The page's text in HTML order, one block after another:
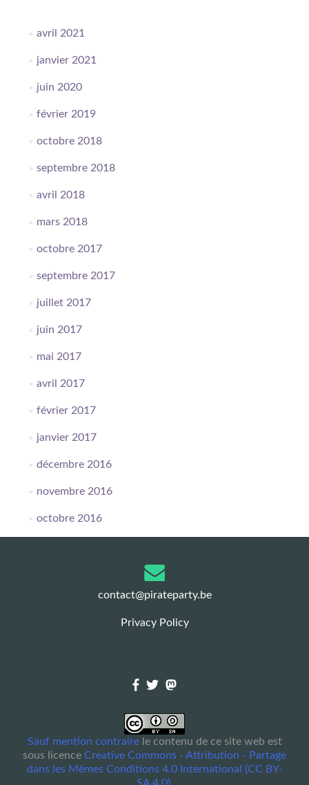
avril 2021
janvier 2021
juin 2020
février 2019
octobre 2018
septembre 2018
avril 2018
mars 2018
octobre 2017
septembre 2017
juillet 2017
juin 2017
mai 2017
avril 2017
février 2017
janvier 2017
décembre 2016
novembre 2016
octobre 2016
contact@pirateparty.be
Privacy Policy
Sauf mention contrairele contenu de ce site web est
sous licence Creative Commons - Attribution - Partage
dans les Mêmes Conditions 4.0 International (CC BY-
SA 4.0).